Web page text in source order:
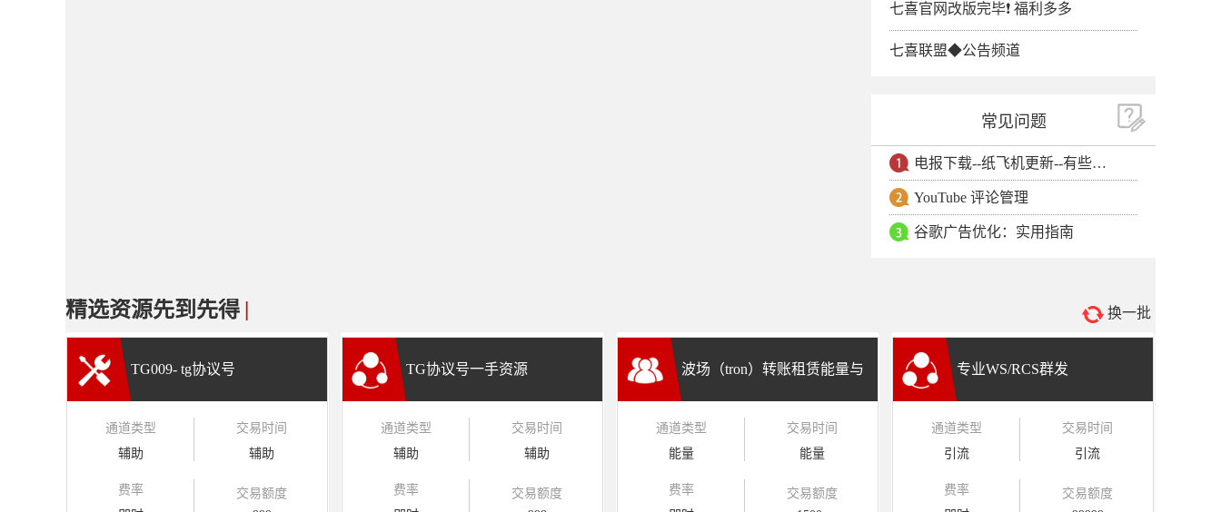
七喜官网改版完毕❗️ 福利多多
七喜联盟◆公告频道
常见问题
电报下载--纸飞机更新--有些用户安卓手机无法更新电报软件
YouTube 评论管理
谷歌广告优化：实用指南
精选资源先到先得 | 换一批
TG009- tg协议号
通道类型
辅助
交易时间
辅助
费率
交易额度
TG协议号一手资源
通道类型
辅助
交易时间
辅助
费率
交易额度
波场（tron）转账租赁能量与
通道类型
能量
交易时间
能量
费率
交易额度
专业WS/RCS群发
通道类型
引流
交易时间
引流
费率
交易额度